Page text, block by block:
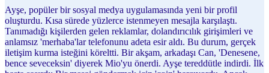
Ayşe, popüler bir sosyal medya uygulamasında yeni bir profil
oluşturdu. Kısa sürede yüzlerce istenmeyen mesajla karşılaştı.
Tanımadığı kişilerden gelen reklamlar, dolandırıcılık girişimleri ve
anlamsız 'merhaba'lar telefonunu adeta esir aldı. Bu durum, gerçek
iletişim kurma isteğini köreltti. Bir akşam, arkadaşı Can, 'Denesene,
bence seveceksin' diyerek Mio'yu önerdi. Ayşe tereddütle indirdi. İlk